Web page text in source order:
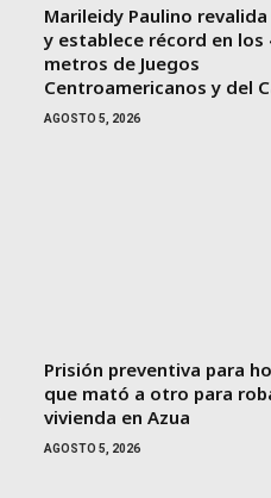
Marileidy Paulino
y establece récord en los
metros de Juegos
Centroamericanos y del
AGOSTO 5, 2026
Prisión preventiva para
que mató a otro para
vivienda en Azua
AGOSTO 5, 2026